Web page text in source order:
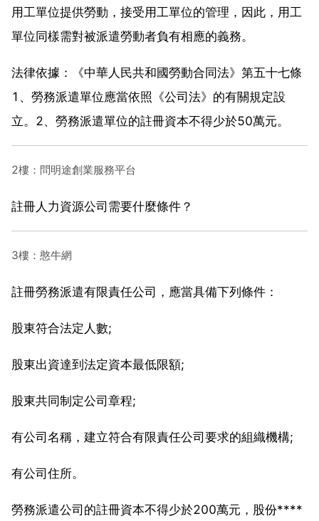
用工單位提供勞動，接受用工單位的管理，因此，用工
單位同樣需對被派遣勞動者負有相應的義務。
法律依據：《中華人民共和國勞動合同法》第五十七條
1、勞務派遣單位應當依照《公司法》的有關規定設
立。2、勞務派遣單位的註冊資本不得少於50萬元。
2樓：問明途創業服務平台
註冊人力資源公司需要什麼條件？
3樓：憨牛網
註冊勞務派遣有限責任公司，應當具備下列條件：
股東符合法定人數;
股東出資達到法定資本最低限額;
股東共同制定公司章程;
有公司名稱，建立符合有限責任公司要求的組織機構;
有公司住所。
勞務派遣公司的註冊資本不得少於200萬元，股份****